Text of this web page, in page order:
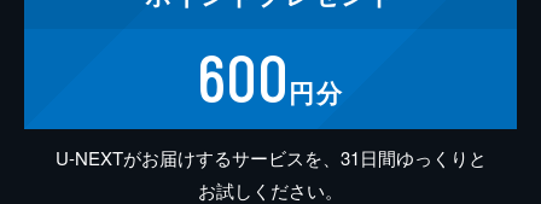
600円分
U-NEXTがお届けするサービスを、31日間ゆっくりと
お試しください。